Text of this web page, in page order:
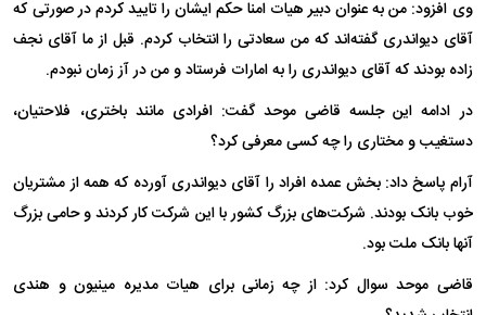
وی افزود: من به عنوان دبیر هیات امنا حکم ایشان را تایید کردم در صورتی که
آقای دیواندری گفته‌اند که من سعادتی را انتخاب کردم. قبل از ما آقای نجف
زاده بودند که آقای دیواندری را به امارات فرستاد و من در آز زمان نبودم.
در ادامه این جلسه قاضی موحد گفت: افرادی مانند باختری، فلاحتیان،
دستغیب و مختاری را چه کسی معرفی کرد؟
آرام پاسخ داد: بخش عمده افراد را آقای دیواندری آورده که همه از مشتریان
خوب بانک بودند. شرکت‌های بزرگ کشور با این شرکت کار کردند و حامی بزرگ
آنها بانک ملت بود.
قاضی موحد سوال کرد: از چه زمانی برای هیات مدیره مینیون و هندی